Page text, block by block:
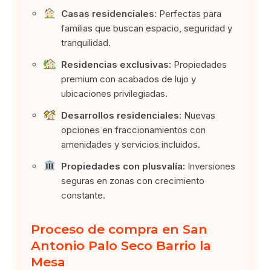
Casas residenciales: Perfectas para
familias que buscan espacio, seguridad y
tranquilidad.
Residencias exclusivas: Propiedades
premium con acabados de lujo y
ubicaciones privilegiadas.
Desarrollos residenciales: Nuevas
opciones en fraccionamientos con
amenidades y servicios incluidos.
Propiedades con plusvalía: Inversiones
seguras en zonas con crecimiento
constante.
Proceso de compra en San
Antonio Palo Seco Barrio la
Mesa